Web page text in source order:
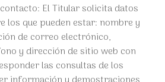
El Titular solicita datos
los que pueden estar: nombre y
de correo electrónico,
y dirección de sitio web con
las consultas de los